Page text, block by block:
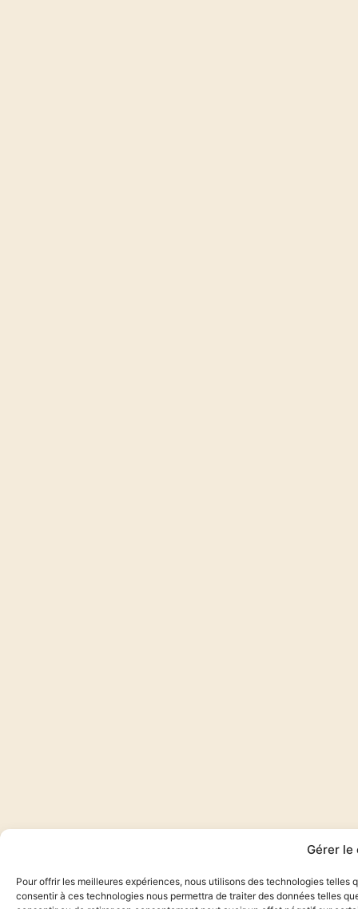
Gérer le
Pour offrir les meilleures expériences, nous utilisons des technologies
consentir à ces technologies nous permettra de traiter des données telles